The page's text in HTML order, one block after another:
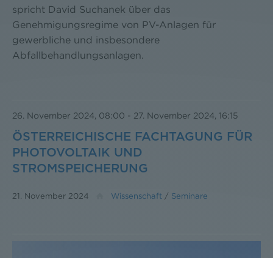
spricht David Suchanek über das
Genehmigungsregime von PV-Anlagen für
gewerbliche und insbesondere
Abfallbehandlungsanlagen.
26. November 2024, 08:00 - 27. November 2024, 16:15
ÖSTERREICHISCHE FACHTAGUNG FÜR
PHOTOVOLTAIK UND
STROMSPEICHERUNG
21. November 2024 Wissenschaft / Seminare